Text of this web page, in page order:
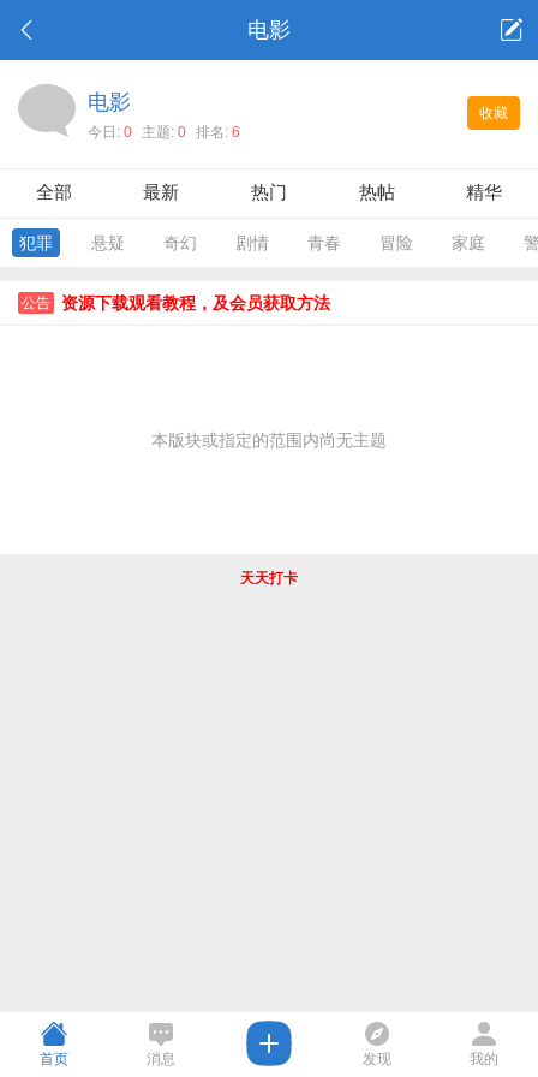
电影
收藏
电影
今日: 0 主题: 0 排名: 6
全部 最新 热门 热帖 精华
犯罪 悬疑 奇幻 剧情 青春 冒险 家庭
公告 资源下载观看教程，及会员获取方法
本版块或指定的范围内尚无主题
天天打卡
首页 消息 发现 我的